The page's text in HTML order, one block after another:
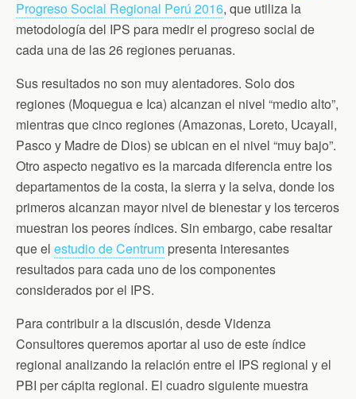
Progreso Social Regional Perú 2016, que utiliza la
metodología del IPS para medir el progreso social de
cada una de las 26 regiones peruanas.
Sus resultados no son muy alentadores. Solo dos
regiones (Moquegua e Ica) alcanzan el nivel “medio alto”,
mientras que cinco regiones (Amazonas, Loreto, Ucayali,
Pasco y Madre de Dios) se ubican en el nivel “muy bajo”.
Otro aspecto negativo es la marcada diferencia entre los
departamentos de la costa, la sierra y la selva, donde los
primeros alcanzan mayor nivel de bienestar y los terceros
muestran los peores índices. Sin embargo, cabe resaltar
que el estudio de Centrum presenta interesantes
resultados para cada uno de los componentes
considerados por el IPS.
Para contribuir a la discusión, desde Videnza
Consultores queremos aportar al uso de este índice
regional analizando la relación entre el IPS regional y el
PBI per cápita regional. El cuadro siguiente muestra